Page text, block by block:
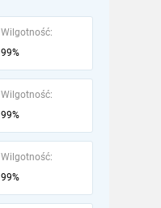
Wilgotność:
99%
Wilgotność:
99%
Wilgotność:
99%